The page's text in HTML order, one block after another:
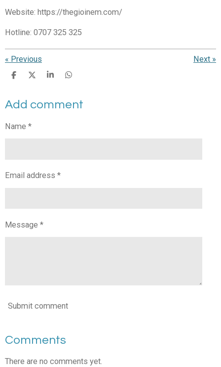
Website: https://thegioinem.com/
Hotline: 0707 325 325
« Previous Next »
S
r
S
r
S
r
S
r
Add comment
Name *
Email address *
Message *
Submit comment
Comments
There are no comments yet.